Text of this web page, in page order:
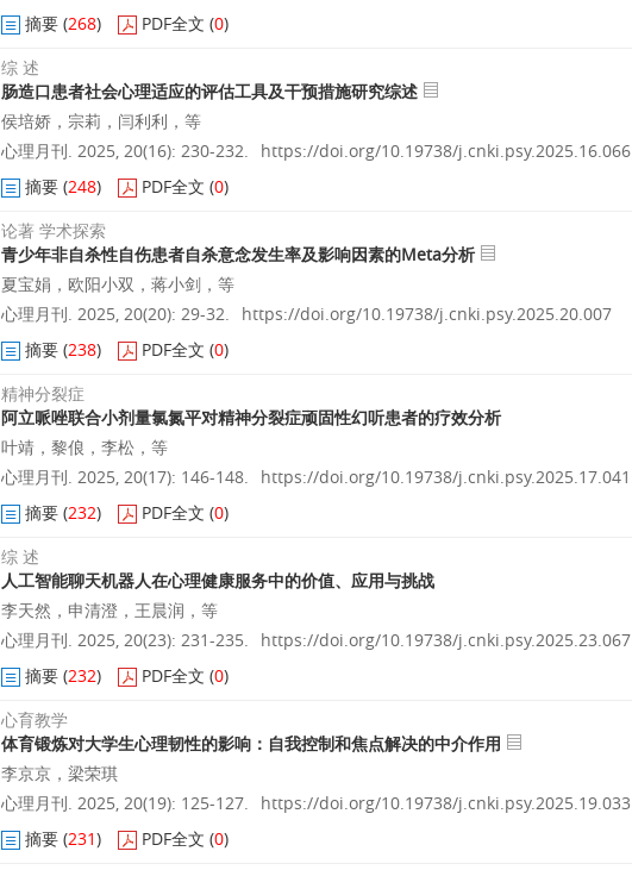
摘要 (268) PDF全文 (0)
综 述
肠造口患者社会心理适应的评估工具及干预措施研究综述
侯培娇，宗莉，闫利利，等
心理月刊. 2025, 20(16): 230-232.
https://doi.org/10.19738/j.cnki.psy.2025.16.066
摘要 (248) PDF全文 (0)
论著 学术探索
青少年非自杀性自伤患者自杀意念发生率及影响因素的Meta分析
夏宝娟，欧阳小双，蒋小剑，等
心理月刊. 2025, 20(20): 29-32.
https://doi.org/10.19738/j.cnki.psy.2025.20.007
摘要 (238) PDF全文 (0)
精神分裂症
阿立哌唑联合小剂量氯氮平对精神分裂症顽固性幻听患者的疗效分析
叶靖，黎俍，李松，等
心理月刊. 2025, 20(17): 146-148.
https://doi.org/10.19738/j.cnki.psy.2025.17.041
摘要 (232) PDF全文 (0)
综 述
人工智能聊天机器人在心理健康服务中的价值、应用与挑战
李天然，申清澄，王晨润，等
心理月刊. 2025, 20(23): 231-235.
https://doi.org/10.19738/j.cnki.psy.2025.23.067
摘要 (232) PDF全文 (0)
心育教学
体育锻炼对大学生心理韧性的影响：自我控制和焦点解决的中介作用
李京京，梁荣琪
心理月刊. 2025, 20(19): 125-127.
https://doi.org/10.19738/j.cnki.psy.2025.19.033
摘要 (231) PDF全文 (0)